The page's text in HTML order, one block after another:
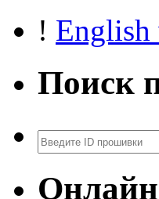
! English
Поиск
Поиск